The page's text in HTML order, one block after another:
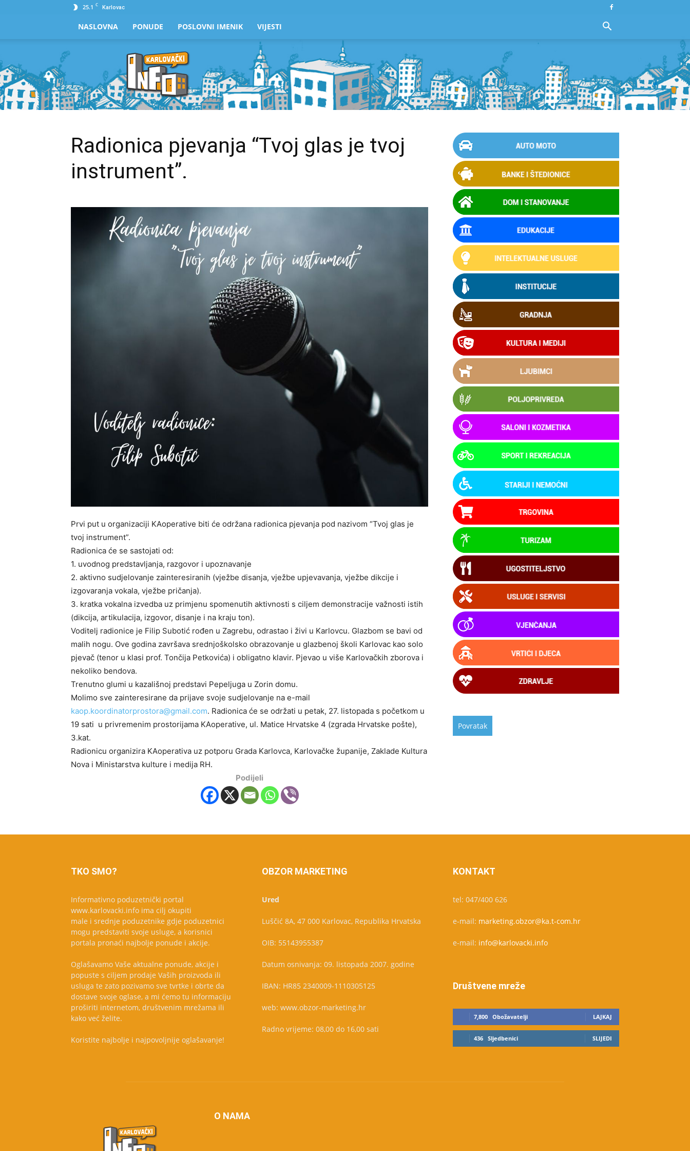
25.1 C Karlovac
NASLOVNA PONUDE POSLOVNI IMENIK VIJESTI
Karlovački
Radionica pjevanja “Tvoj glas je tvoj
instrument”.
Prvi put u organizaciji KAoperative biti će održana radionica pjevanja pod nazivom “Tvoj glas je
tvoj instrument”.
Radionica će se sastojati od:
1. uvodnog predstavljanja, razgovor i upoznavanje
2. aktivno sudjelovanje zainteresiranih (vježbe disanja, vježbe upjevavanja, vježbe dikcije i
izgovaranja vokala, vježbe pričanja).
3. kratka vokalna izvedba uz primjenu spomenutih aktivnosti s ciljem demonstracije važnosti istih
(dikcija, artikulacija, izgovor, disanje i na kraju ton).
Voditelj radionice je Filip Subotić rođen u Zagrebu, odrastao i živi u Karlovcu. Glazbom se bavi od
malih nogu. Ove godina završava srednjoškolsko obrazovanje u glazbenoj školi Karlovac kao solo
pjevač (tenor u klasi prof. Tončija Petkovića) i obligatno klavir. Pjevao u više Karlovačkih zborova i
nekoliko bendova.
Trenutno glumi u kazališnoj predstavi Pepeljuga u Zorin domu.
Molimo sve zainteresirane da prijave svoje sudjelovanje na e-mail
kaop.koordinatorprostora@gmail.com. Radionica će se održati u petak, 27. listopada s početkom u
19 sati u privremenim prostorijama KAoperative, ul. Matice Hrvatske 4 (zgrada Hrvatske pošte),
3.kat.
Radionicu organizira KAoperativa uz potporu Grada Karlovca, Karlovačke županije, Zaklade Kultura
Nova i Ministarstva kulture i medija RH.
Podijeli
TKO SMO?
Informativno poduzetnički portal
www.karlovacki.info ima cilj okupiti
male i srednje poduzetnike gdje poduzetnici
mogu predstaviti svoje usluge, a korisnici
portala pronaći najbolje ponude i akcije.
Oglašavamo Vaše aktualne ponude, akcije i
popuste s ciljem prodaje Vaših proizvoda ili
usluga te zato pozivamo sve tvrtke i obrte da
dostave svoje oglase, a mi ćemo tu informaciju
proširiti internetom, društvenim mrežama ili
kako već želite.
Koristite najbolje i najpovoljnije oglašavanje!
OBZOR MARKETING
Ured
Luščić 8A, 47 000 Karlovac, Republika Hrvatska
OIB: 55143955387
Datum osnivanja: 09. listopada 2007. godine
IBAN: HR85 2340009-1110305125
web: www.obzor-marketing.hr
Radno vrijeme: 08,00 do 16,00 sati
KONTAKT
tel: 047/400 626
e-mail: marketing.obzor@ka.t-com.hr
e-mail: info@karlovacki.info
Društvene mreže
7,800 Obožavatelji LAJKAJ
436 Sljedbenici SLIJEDI
O NAMA